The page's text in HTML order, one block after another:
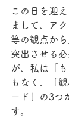
この日を迎
まして、ア
等の観点か
突出させる
が、私は「
もなく、「
ード」の3つ
す。